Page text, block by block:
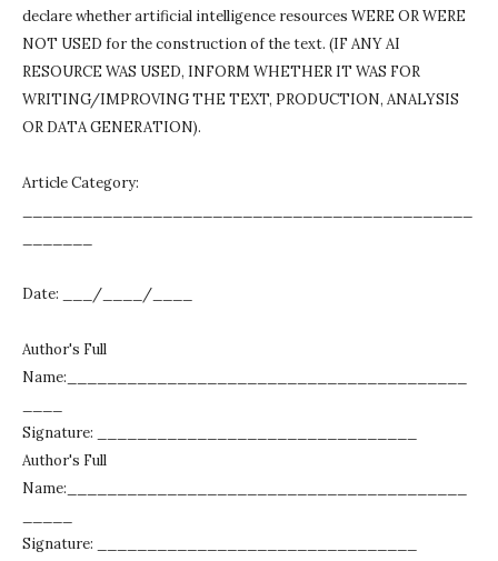
declare whether artificial intelligence resources WERE OR WERE
NOT USED for the construction of the text. (IF ANY AI
RESOURCE WAS USED, INFORM WHETHER IT WAS FOR
WRITING/IMPROVING THE TEXT, PRODUCTION, ANALYSIS
OR DATA GENERATION).
Article Category:
Date: ___/____/____
Author's Full
Name:________________________________________
Signature: ________________________________
Author's Full
Name:________________________________________
Signature: ________________________________